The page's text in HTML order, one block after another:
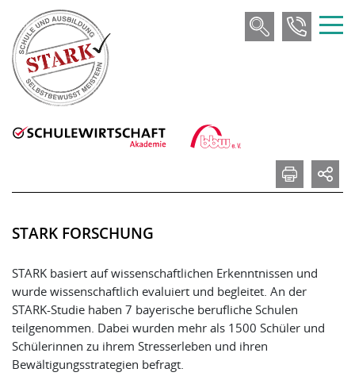
STARK FORSCHUNG
STARK basiert auf wissenschaftlichen Erkenntnissen und
wurde wissenschaftlich evaluiert und begleitet. An der
STARK-Studie haben 7 bayerische berufliche Schulen
teilgenommen. Dabei wurden mehr als 1500 Schüler und
Schülerinnen zu ihrem Stresserleben und ihren
Bewältigungsstrategien befragt.